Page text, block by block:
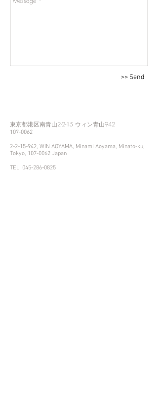
>> Send
東京都港区南青山2-2-15 ウィン青山942
107-0062
2-2-15-942, WIN AOYAMA, Minami Aoyama, Minato-ku,
Tokyo, 107-0062 Japan
TEL 045-286-0825